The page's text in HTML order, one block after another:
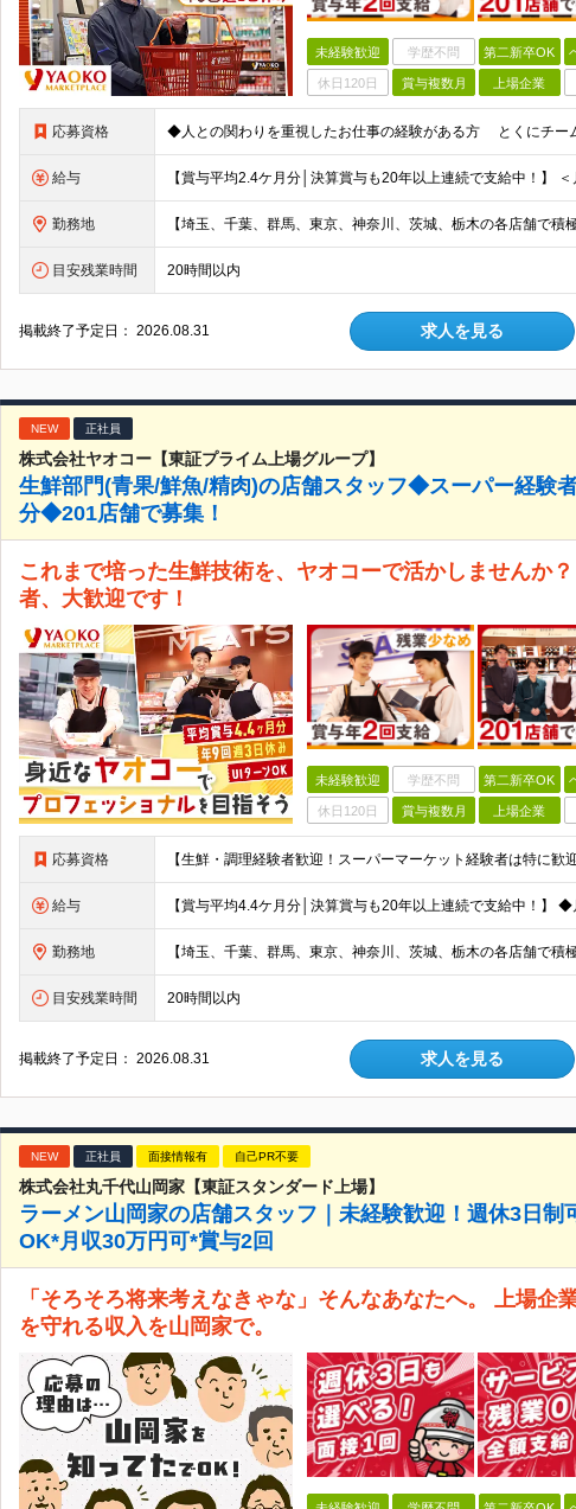
未経験歓迎 学歴不問 第二新卒OK
休日120日 賞与複数月 上場企業
応募資格
給与
勤務地
目安残業時間 20時間以内
掲載終了予定日：2026.08.31 求人を見る
NEW 正社員
株式会社ヤオコー【東証プライム上場グループ】
生鮮部門(青果/鮮魚/精肉)の店舗スタッフ◆スーパー経験
分◆201店舗で募集！
これまで培った生鮮技術を、ヤオコーで活かしませんか
者、大歓迎です！
未経験歓迎 学歴不問 第二新卒OK
休日120日 賞与複数月 上場企業
応募資格
給与
勤務地
目安残業時間 20時間以内
掲載終了予定日：2026.08.31 求人を見る
NEW 正社員 面接情報有 自己PR不要
株式会社丸千代山岡家【東証スタンダード上場】
ラーメン山岡家の店舗スタッフ｜未経験歓迎！週休3日制
OK*月収30万円可*賞与2回
「そろそろ将来考えなきゃな」そんなあなたへ。 上場企
を守れる収入を山岡家で。